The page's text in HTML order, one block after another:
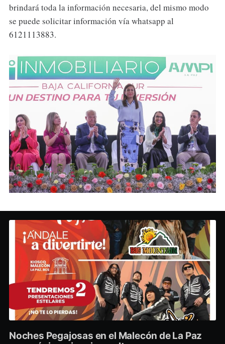
brindará toda la información necesaria, del mismo modo
se puede solicitar información vía whatsapp al
6121113883.
Noches Pegajosas en el Malecón de La Paz